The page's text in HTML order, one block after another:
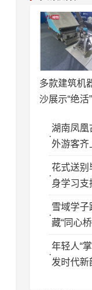
多款建筑机
沙展示“绝活”
湖南凤凰
外游客齐
花式送别
身学习支
雪域学子
藏“同心桥
年轻人“
发时代新